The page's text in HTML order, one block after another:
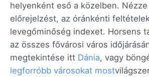
helyenként eső a közelben.
előrejelzést, az óránkénti
levegőminőség indexet. Horsens
az összes fővárosi város
megtekintése itt Dánia, vagy
legforróbb városokat most